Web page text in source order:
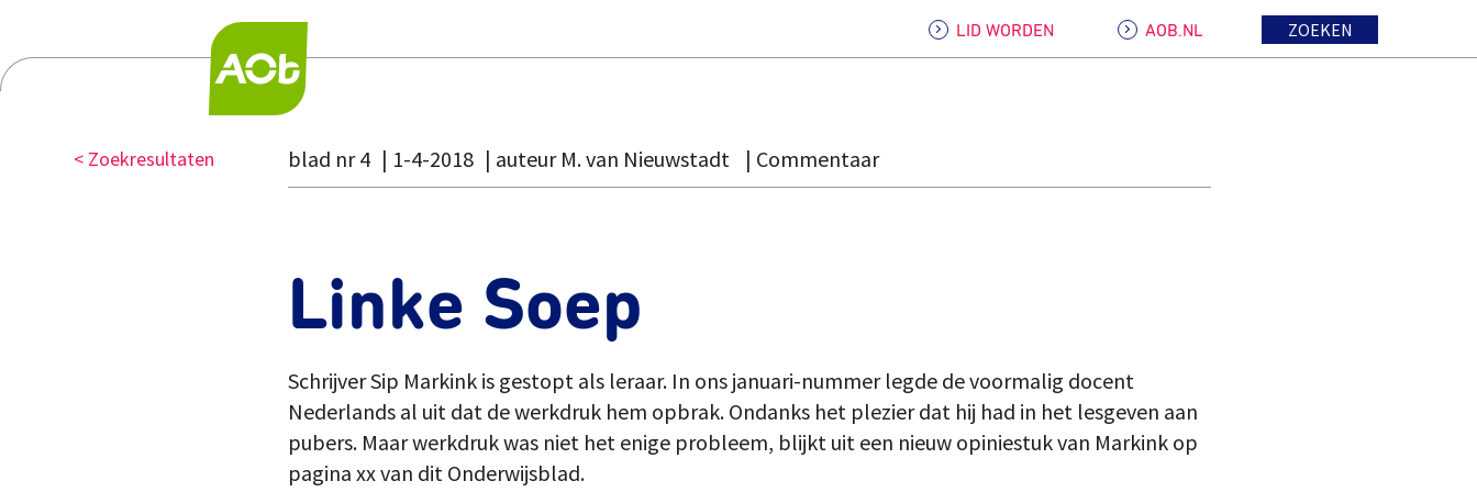
LID WORDEN AOB.NL ZOEKEN
< Zoekresultaten blad nr 4 1-4-2018 auteur M. van Nieuwstadt Commentaar
Linke Soep
Schrijver Sip Markink is gestopt als leraar. In ons januari-nummer legde de voormalig docent
Nederlands al uit dat de werkdruk hem opbrak. Ondanks het plezier dat hij had in het lesgeven aan
pubers. Maar werkdruk was niet het enige probleem, blijkt uit een nieuw opiniestuk van Markink op
pagina xx van dit Onderwijsblad.